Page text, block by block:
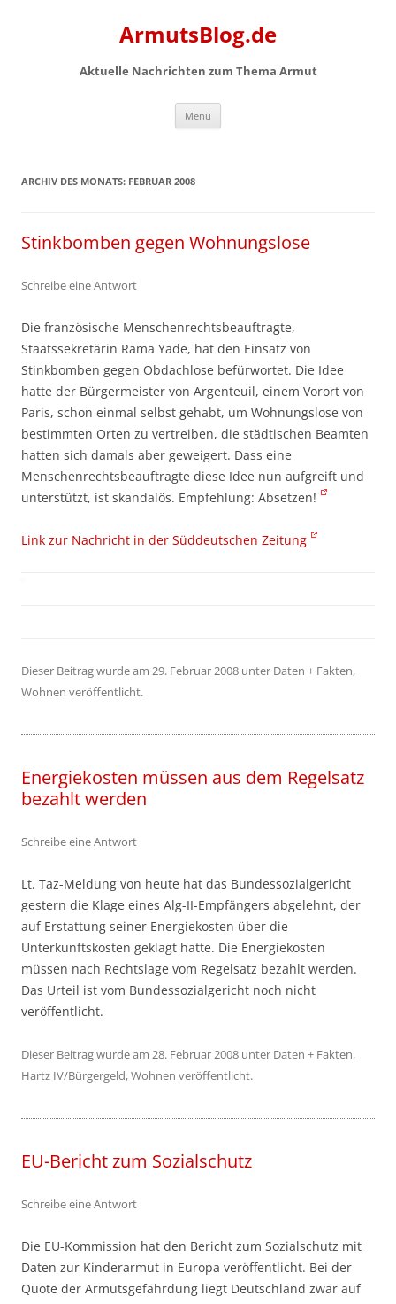
ArmutsBlog.de
Aktuelle Nachrichten zum Thema Armut
Menü
ARCHIV DES MONATS: FEBRUAR 2008
Stinkbomben gegen Wohnungslose
Schreibe eine Antwort
Die französische Menschenrechtsbeauftragte,
Staatssekretärin Rama Yade, hat den Einsatz von
Stinkbomben gegen Obdachlose befürwortet. Die Idee
hatte der Bürgermeister von Argenteuil, einem Vorort von
Paris, schon einmal selbst gehabt, um Wohnungslose von
bestimmten Orten zu vertreiben, die städtischen Beamten
hatten sich damals aber geweigert. Dass eine
Menschenrechtsbeauftragte diese Idee nun aufgreift und
unterstützt, ist skandalös. Empfehlung: Absetzen!
Link zur Nachricht in der Süddeutschen Zeitung
Dieser Beitrag wurde am 29. Februar 2008 unter Daten + Fakten,
Wohnen veröffentlicht.
Energiekosten müssen aus dem Regelsatz
bezahlt werden
Schreibe eine Antwort
Lt. Taz-Meldung von heute hat das Bundessozialgericht
gestern die Klage eines Alg-II-Empfängers abgelehnt, der
auf Erstattung seiner Energiekosten über die
Unterkunftskosten geklagt hatte. Die Energiekosten
müssen nach Rechtslage vom Regelsatz bezahlt werden.
Das Urteil ist vom Bundessozialgericht noch nicht
veröffentlicht.
Dieser Beitrag wurde am 28. Februar 2008 unter Daten + Fakten,
Hartz IV/Bürgergeld,Wohnen veröffentlicht.
EU-Bericht zum Sozialschutz
Schreibe eine Antwort
Die EU-Kommission hat den Bericht zum Sozialschutz mit
Daten zur Kinderarmut in Europa veröffentlicht. Bei der
Quote der Armutsgefährdung liegt Deutschland zwar auf